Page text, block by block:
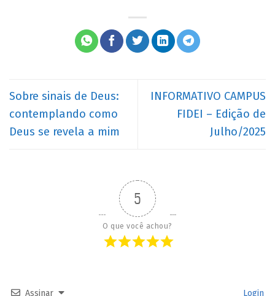
Sobre sinais de Deus:
contemplando como
Deus se revela a mim
INFORMATIVO CAMPUS
FIDEI – Edição de
Julho/2025
5
O que você achou?
Assinar Login